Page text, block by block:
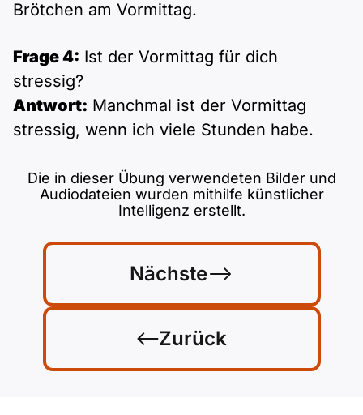
Motivationsbriefe
Brötchen am Vormittag.
Frage 4: Ist der Vormittag für dich
stressig?
Antwort: Manchmal ist der Vormittag
stressig, wenn ich viele Stunden habe.
Zurück
Nächste
Die in dieser Übung verwendeten Bilder und
Audiodateien wurden mithilfe künstlicher
Intelligenz erstellt.